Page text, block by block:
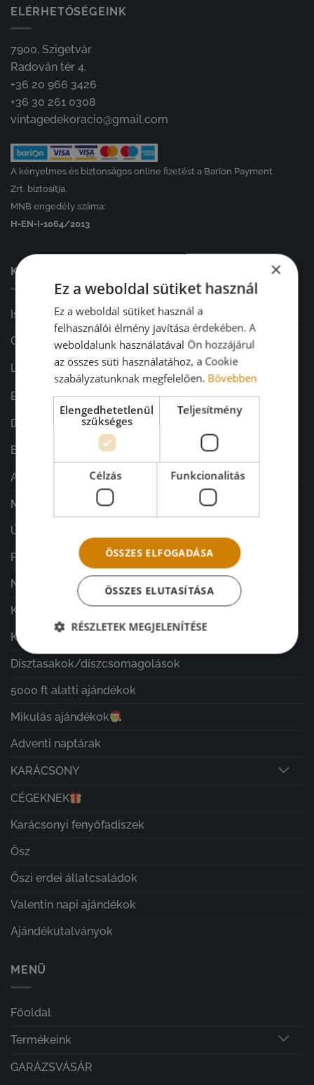
ELÉRHETŐSÉGEINK
7900, Szigetvár
Radován tér 4.
+36 20 966 3426
+36 30 261 0308
vintagedekoracio@gmail.com
A kényelmes és biztonságos online fizetést a Barion Payment
Zrt. biztosítja.
MNB engedély száma:
H-EN-I-1064/2013
KATEGÓRIÁINK ⤵
Iskolakezdés
GARÁZSVÁSÁR
Lakásdekoráció
Ballagás
Diplomaosztó ajándékok
Esküvő
Ajándékok minden alkalomra
MGy design vázák/kaspók
ÚJDONSÁGOK
Férfi ajándékok
Nature & Harmony Home
Kegyeleti díszek
Készítsd Otthon - Mecz Gyöngyivel
Dísztasakok/díszcsomagolások
5000 ft alatti ajándékok
Mikulás ajándékok
Adventi naptárak
KARÁCSONY
CÉGEKNEK
Karácsonyi fenyőfadíszek
Ősz
Őszi erdei állatcsaládok
Valentin napi ajándékok
Ajándékutalványok
MENÜ
Főoldal
Termékeink
GARÁZSVÁSÁR
×
Ez a weboldal sütiket használ
Ez a weboldal sütiket használ a
felhasználói élmény javítása érdekében. A
weboldalunk használatával Ön hozzájárul
az összes süti használatához, a Cookie
szabályzatunknak megfelelően. Bővebben
Elengedhetetlenül
szükséges
Teljesítmény
Célzás Funkcionalitás
ÖSSZES ELFOGADÁSA
ÖSSZES ELUTASÍTÁSA
RÉSZLETEK MEGJELENÍTÉSE